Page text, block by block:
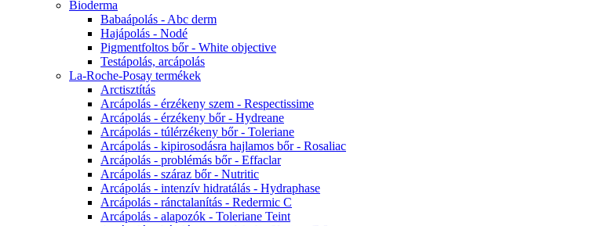
Bioderma
Babaápolás - Abc derm
Hajápolás - Nodé
Pigmentfoltos bőr - White objective
Testápolás, arcápolás
La-Roche-Posay termékek
Arctisztítás
Arcápolás - érzékeny szem - Respectissime
Arcápolás - érzékeny bőr - Hydreane
Arcápolás - túlérzékeny bőr - Toleriane
Arcápolás - kipirosodásra hajlamos bőr - Rosaliac
Arcápolás - problémás bőr - Effaclar
Arcápolás - száraz bőr - Nutritic
Arcápolás - intenzív hidratálás - Hydraphase
Arcápolás - ránctalanítás - Redermic C
Arcápolás - alapozók - Toleriane Teint